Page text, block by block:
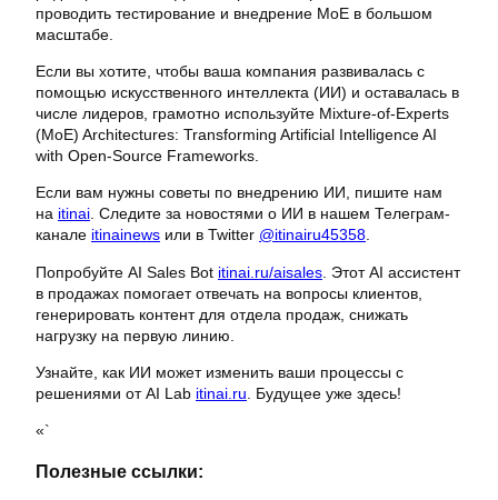
проводить тестирование и внедрение MoE в большом
масштабе.
Если вы хотите, чтобы ваша компания развивалась с
помощью искусственного интеллекта (ИИ) и оставалась в
числе лидеров, грамотно используйте Mixture-of-Experts
(MoE) Architectures: Transforming Artificial Intelligence AI
with Open-Source Frameworks.
Если вам нужны советы по внедрению ИИ, пишите нам
на itinai. Следите за новостями о ИИ в нашем Телеграм-
канале itinainews или в Twitter @itinairu45358.
Попробуйте AI Sales Bot itinai.ru/aisales . Этот AI ассистент
в продажах помогает отвечать на вопросы клиентов,
генерировать контент для отдела продаж, снижать
нагрузку на первую линию.
Узнайте, как ИИ может изменить ваши процессы с
решениями от AI Lab itinai.ru . Будущее уже здесь!
«`
Полезные ссылки: